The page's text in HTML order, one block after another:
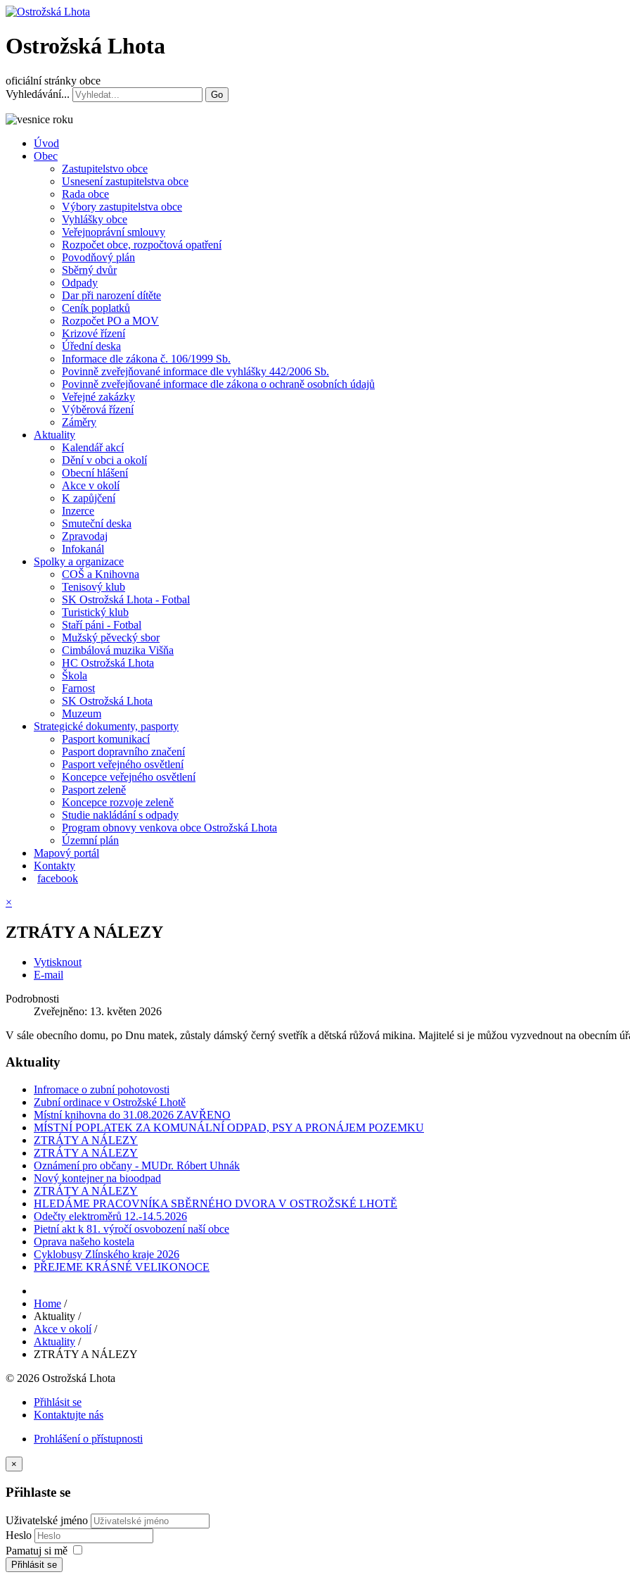
Ostrožská Lhota
oficiální stránky obce
Vyhledávání...
Go
Úvod
Obec
Zastupitelstvo obce
Usnesení zastupitelstva obce
Rada obce
Výbory zastupitelstva obce
Vyhlášky obce
Veřejnoprávní smlouvy
Rozpočet obce, rozpočtová opatření
Povodňový plán
Sběrný dvůr
Odpady
Dar při narození dítěte
Ceník poplatků
Rozpočet PO a MOV
Krizové řízení
Úřední deska
Informace dle zákona č. 106/1999 Sb.
Povinně zveřejňované informace dle vyhlášky 442/2006 Sb.
Povinně zveřejňované informace dle zákona o ochraně osobních údajů
Veřejné zakázky
Výběrová řízení
Záměry
Aktuality
Kalendář akcí
Dění v obci a okolí
Obecní hlášení
Akce v okolí
K zapůjčení
Inzerce
Smuteční deska
Zpravodaj
Infokanál
Spolky a organizace
COŠ a Knihovna
Tenisový klub
SK Ostrožská Lhota - Fotbal
Turistický klub
Staří páni - Fotbal
Mužský pěvecký sbor
Cimbálová muzika Višňa
HC Ostrožská Lhota
Škola
Farnost
SK Ostrožská Lhota
Muzeum
Strategické dokumenty, pasporty
Pasport komunikací
Pasport dopravního značení
Pasport veřejného osvětlení
Koncepce veřejného osvětlení
Pasport zeleně
Koncepce rozvoje zeleně
Studie nakládání s odpady
Program obnovy venkova obce Ostrožská Lhota
Územní plán
Mapový portál
Kontakty
facebook
×
ZTRÁTY A NÁLEZY
Vytisknout
E-mail
Podrobnosti
Zveřejněno: 13. květen 2026
V sále obecního domu, po Dnu matek, zůstaly dámský černý svetřík a dětská růžová mikina. Majitelé si je můžou vyzvednout na obecním
Aktuality
Infromace o zubní pohotovosti
Zubní ordinace v Ostrožské Lhotě
Místní knihovna do 31.08.2026 ZAVŘENO
MÍSTNÍ POPLATEK ZA KOMUNÁLNÍ ODPAD, PSY A PRONÁJEM POZEMKU
ZTRÁTY A NÁLEZY
ZTRÁTY A NÁLEZY
Oznámení pro občany - MUDr. Róbert Uhnák
Nový kontejner na bioodpad
ZTRÁTY A NÁLEZY
HLEDÁME PRACOVNÍKA SBĚRNÉHO DVORA V OSTROŽSKÉ LHOTĚ
Odečty elektroměrů 12.-14.5.2026
Pietní akt k 81. výročí osvobození naší obce
Oprava našeho kostela
Cyklobusy Zlínského kraje 2026
PŘEJEME KRÁSNÉ VELIKONOCE
Home /
Aktuality /
Akce v okolí /
Aktuality /
ZTRÁTY A NÁLEZY
© 2026 Ostrožská Lhota
Přihlásit se
Kontaktujte nás
Prohlášení o přístupnosti
×
Přihlaste se
Uživatelské jméno
Heslo
Pamatuj si mě
Přihlásit se